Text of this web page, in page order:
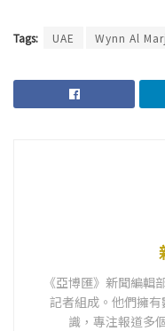
Tags: UAE Wynn Al
《亞博匯》新聞編輯
記者組成。他們擁
識，專注報道多